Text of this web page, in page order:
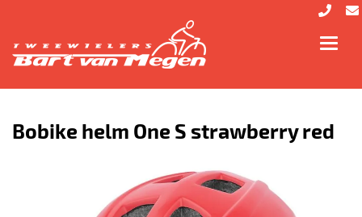
Bobike helm One S strawberry red